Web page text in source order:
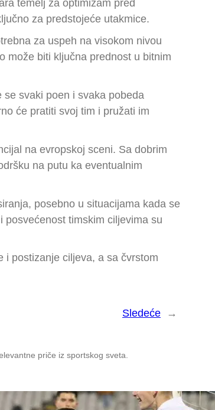
temelj za optimizam pred
za predstojeće utakmice.
za uspeh na visokom nivou
može biti ključna prednost u bitnim
svaki poen i svaka pobeda
će pratiti svoj tim i pružati im
na evropskoj sceni. Sa dobrim
na putu ka eventualnim
posebno u situacijama kada se
timskim ciljevima su
i postizanje ciljeva, a sa čvrstom
Sledeće →
priče iz sportskog sveta.